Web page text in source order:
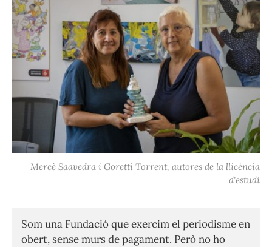
Mercè Saavedra i Goretti Torrent, autores de la llicència
d'estudi
Som una Fundació que exercim el periodisme en
obert, sense murs de pagament. Però no ho